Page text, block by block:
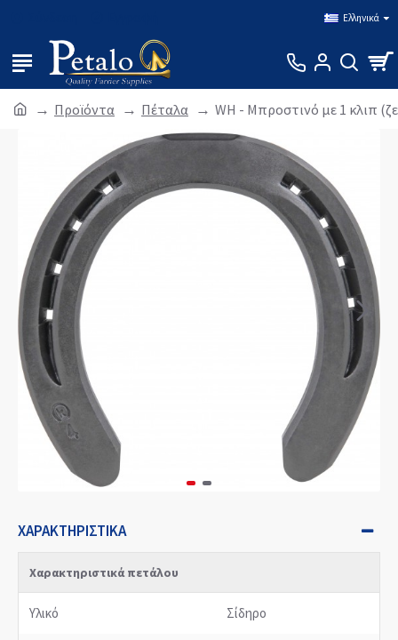
Ελληνικά
Προϊόντα Πέταλα WH - Μπροστινό με 1 κλιπ
ΧΑΡΑΚΤΗΡΙΣΤΙΚΆ
Χαρακτηριστικά πετάλου
Υλικό Σίδηρο